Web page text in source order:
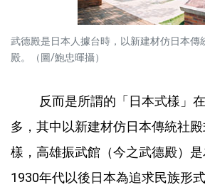
武德殿是日本人據台時，以新建材仿日本傳
殿。（圖/鮑忠暉攝）
反而是所謂的「日本式樣」在
多，其中以新建材仿日本傳統社
樣，高雄振武館（今之武德殿）
1930年代以後日本為追求民族形